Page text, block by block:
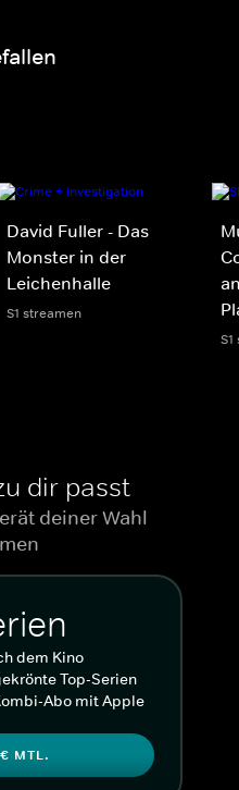
David Fuller - Das
Monster in der
Leichenhalle
S1 streamen
dir passt
deiner Wahl
dem Kino
Top-Serien
Abo mit Apple
MTL.